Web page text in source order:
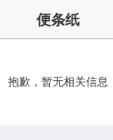
便条纸
抱歉，暂无相关信息